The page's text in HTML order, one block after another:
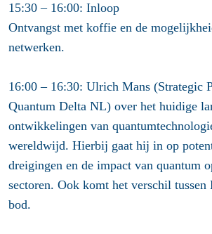
15:30 – 16:00: Inloop
Ontvangst met koffie en de
netwerken.
16:00 – 16:30: Ulrich Mans (Strategic
Quantum Delta NL) over het huidige
ontwikkelingen van
wereldwijd. Hierbij gaat hij in op
dreigingen en de impact van quantum
sectoren. Ook komt het verschil tussen
bod.